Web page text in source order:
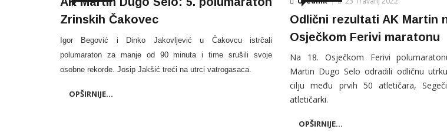
Zrinskih Čakovec
Igor Begović i Dinko Jakovljević u Čakovcu istrčali
polumaraton za manje od 90 minuta i time srušili svoje
osobne rekorde. Josip Jakšić treći na utrci vatrogasaca.
OPŠIRNIJE...
Odlični rezultati AK Martin
Osječkom Ferivi maratonu
Na 18. Osječkom Ferivi
Martin Dugo Selo odradili odličnu
cilju među prvih 50 atletičara,
atletičarki.
OPŠIRNIJE...